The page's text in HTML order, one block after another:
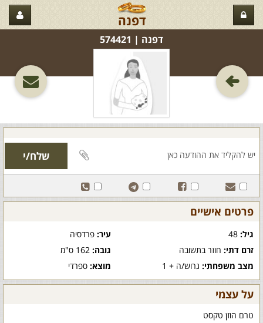
דפנה
דפנה‏ | 574421
פרטים אישיים
גיל: עיר:פרדסיה
זרם דתי: חוזר בתשובה גובה:162 ס"מ
מצב משפחתי: גרוש/ה + 1 מוצא:ספרדי
על עצמי
טרם הוזן טקסט